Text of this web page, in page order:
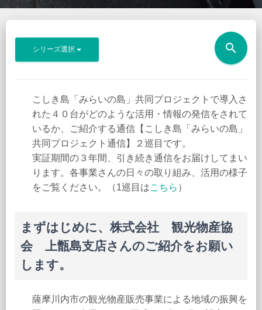
シリーズ選択 search
こしき島「みらいの島」共同プロジェクトで導入さ
れた４０台がどのような活用・情報の発信をされて
いるか、ご紹介する通信【こしき島「みらいの島」
共同プロジェクト通信】２巡目です。
実証期間の３年間、引き続き通信をお届けしてまい
ります。各事業さんの日々の取り組み、活用の様子
をご覧ください。（1巡目はこちら ）
まずはじめに、株式会社 観光物産協
会 上甑島支店さんのご紹介をお願い
します。
薩摩川内市の観光物産販売事業による地域の振興を